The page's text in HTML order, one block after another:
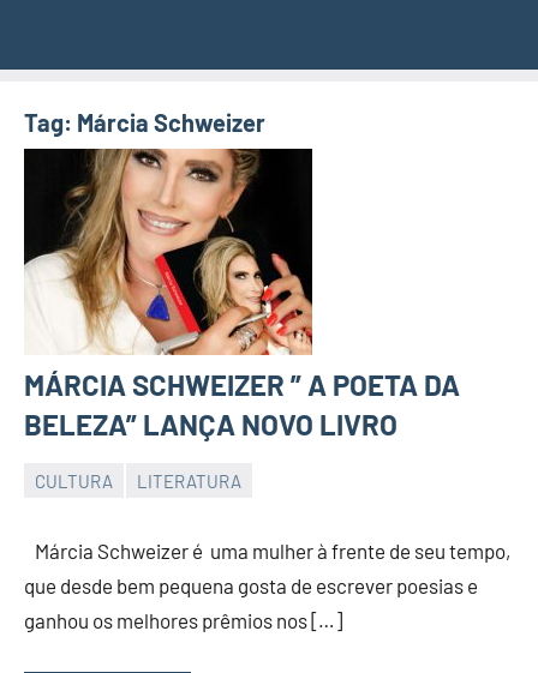
Tag: Márcia Schweizer
MÁRCIA SCHWEIZER ” A POETA DA
BELEZA” LANÇA NOVO LIVRO
CULTURA LITERATURA
GRANDE
DO
NORTE
Márcia Schweizer é uma mulher à frente de seu tempo,
que desde bem pequena gosta de escrever poesias e
ganhou os melhores prêmios nos […]